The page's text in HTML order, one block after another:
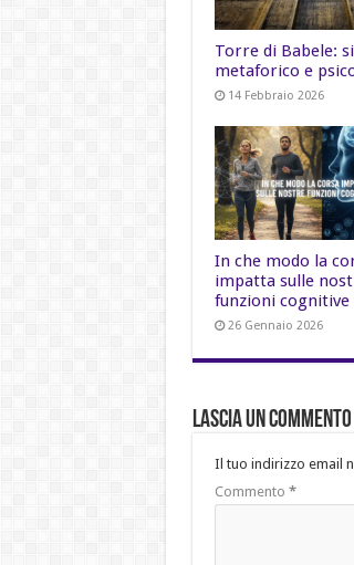
Torre di Babele:
metaforico e
14 Febbraio 2026
In che modo la
impatta sulle
funzioni cognitive
26 Gennaio 2026
Lascia un commento
Il tuo indirizzo email
Commento *